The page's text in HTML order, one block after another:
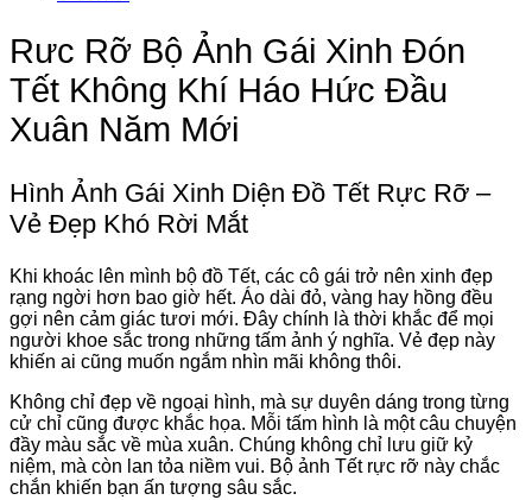
Rưc Rỡ Bộ Ảnh Gái Xinh Đón
Tết Không Khí Háo Hức Đầu
Xuân Năm Mới
Hình Ảnh Gái Xinh Diện Đồ Tết Rực Rỡ –
Vẻ Đẹp Khó Rời Mắt
Khi khoác lên mình bộ đồ Tết, các cô gái trở nên xinh đẹp
rạng ngời hơn bao giờ hết. Áo dài đỏ, vàng hay hồng đều
gợi nên cảm giác tươi mới. Đây chính là thời khắc để mọi
người khoe sắc trong những tấm ảnh ý nghĩa. Vẻ đẹp này
khiến ai cũng muốn ngắm nhìn mãi không thôi.
Không chỉ đẹp về ngoại hình, mà sự duyên dáng trong từng
cử chỉ cũng được khắc họa. Mỗi tấm hình là một câu chuyện
đầy màu sắc về mùa xuân. Chúng không chỉ lưu giữ kỷ
niệm, mà còn lan tỏa niềm vui. Bộ ảnh Tết rực rỡ này chắc
chắn khiến bạn ấn tượng sâu sắc.